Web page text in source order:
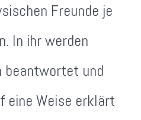
Freunde je
In ihr werden
beantwortet und
eine Weise erklärt